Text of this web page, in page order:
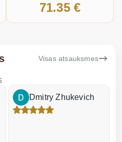
71.35 €
Visas atsauksmes
Dmitry Zhukevich